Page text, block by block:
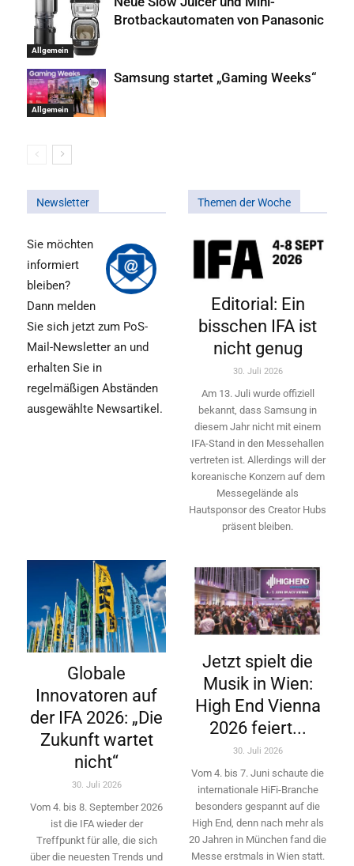
Allgemein
Brotbackautomaten von Panasonic
Allgemein
Samsung startet „Gaming Weeks“
Newsletter
Sie möchten
informiert
bleiben?
Dann melden
Sie sich jetzt zum PoS-
Mail-Newsletter an und
erhalten Sie in
regelmäßigen Abständen
ausgewählte Newsartikel.
Themen der Woche
Editorial: Ein
bisschen IFA ist
nicht genug
30. Juli 2026
Am 13. Juli wurde offiziell
bekannt, dass Samsung in
diesem Jahr nicht mit einem
IFA-Stand in den Messehallen
vertreten ist. Allerdings will ­der
koreanische Konzern auf dem
Messegelände als
Hautsponsor des Creator Hubs
präsent bleiben.
Globale
Innovatoren auf
der IFA 2026: „Die
Zukunft wartet
nicht“
30. Juli 2026
Vom 4. bis 8. September 2026
ist die IFA wieder der
Treffpunkt für alle, die sich
über die neuesten Trends und
Jetzt spielt die
Musik in Wien:
High End Vienna
2026 feiert...
30. Juli 2026
Vom 4. bis 7. Juni schaute die
internationale HiFi-Branche
besonders gespannt auf die
High End, denn nach mehr als
20 Jahren in München fand die
Messe erstmals in Wien statt.